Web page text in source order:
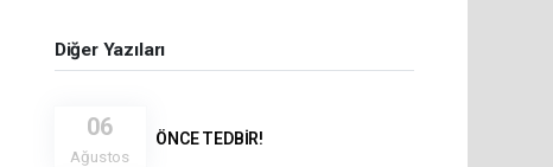
Diğer Yazıları
06
Ağustos
ÖNCE TEDBİR!